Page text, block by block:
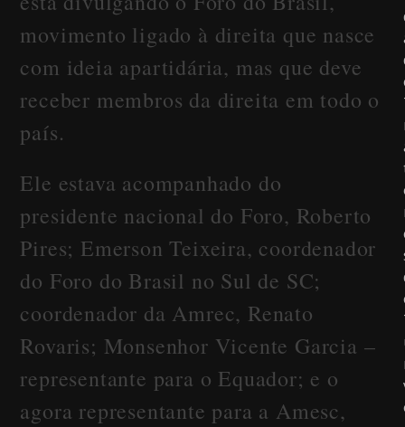
movimento ligado à direita que nasce
com ideia apartidária, mas que deve
receber membros da direita em todo o
país.
Ele estava acompanhado do
presidente nacional do Foro, Roberto
Pires; Emerson Teixeira, coordenador
do Foro do Brasil no Sul de SC;
coordenador da Amrec, Renato
Rovaris; Monsenhor Vicente Garcia –
representante para o Equador; e o
agora representante para a Amesc,